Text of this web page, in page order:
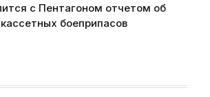
с Пентагоном отчетом об
боеприпасов